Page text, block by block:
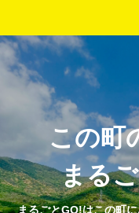
この町
まる
まるごとGO!はこの町